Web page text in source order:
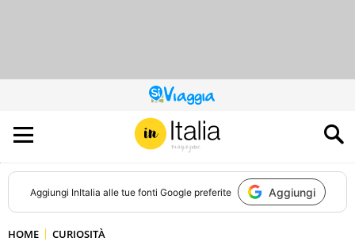
QUESTO
SITO
CONTRIBUISCE
ALL’AUDIENCE
DI
Aggiungi InItalia alle tue fonti Google preferite Aggiungi
HOME CURIOSITÀ